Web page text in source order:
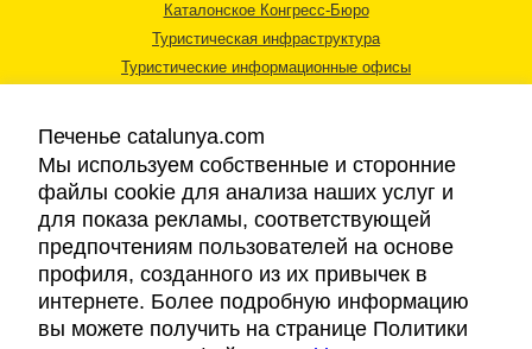
Каталонское Конгресс-Бюро
Туристическая инфраструктура
Туристические информационные офисы
Правовая информация
Cookies
Доступность
Печенье catalunya.com
Мы используем собственные и сторонние
файлы cookie для анализа наших услуг и
для показа рекламы, соответствующей
предпочтениям пользователей на основе
профиля, созданного из их привычек в
интернете. Более подробную информацию
вы можете получить на странице Политики